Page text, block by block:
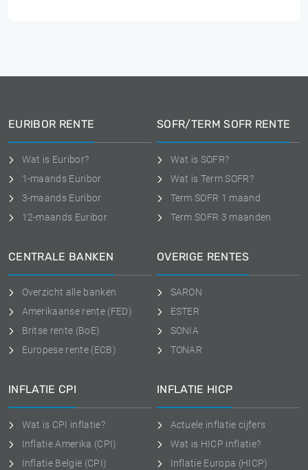
EURIBOR RENTE
Wat is Euribor?
1-maands Euribor
3-maands Euribor
12-maands Euribor
SOFR/TERM SOFR RENTE
Wat is SOFR?
Wat is Term SOFR?
Term SOFR 1 maand
Term SOFR 3 maanden
CENTRALE BANKEN
Overzicht alle banken
Amerikaanse rente (FED)
Britse rente (BoE)
Europese rente (ECB)
OVERIGE RENTES
SARON
ESTER
SONIA
TONAR
INFLATIE CPI
Wat is CPI inflatie?
Inflatie Amerika (CPI)
Inflatie België (CPI)
INFLATIE HICP
Actuele inflatie cijfers
Wat is HICP inflatie?
Inflatie Europa (HICP)